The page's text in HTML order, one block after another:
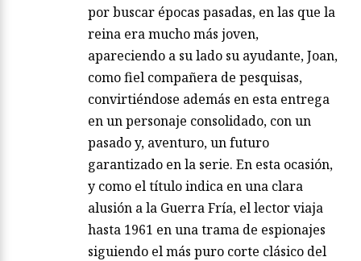
por buscar épocas pasadas, en las que la
reina era mucho más joven,
apareciendo a su lado su ayudante, Joan,
como fiel compañera de pesquisas,
convirtiéndose además en esta entrega
en un personaje consolidado, con un
pasado y, aventuro, un futuro
garantizado en la serie. En esta ocasión,
y como el título indica en una clara
alusión a la Guerra Fría, el lector viaja
hasta 1961 en una trama de espionajes
siguiendo el más puro corte clásico del